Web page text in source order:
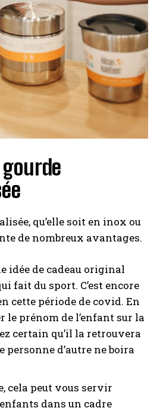
qu’elle soit en inox ou
de nombreux avantages.
idée de cadeau original
fait du sport. C’est encore
cette période de covid. En
prénom de l’enfant sur la
certain qu’il la retrouvera
personne d’autre ne boira
cela peut vous servir
dans un cadre